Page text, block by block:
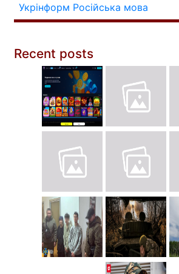
Укрінформ Російська мова
Recent posts